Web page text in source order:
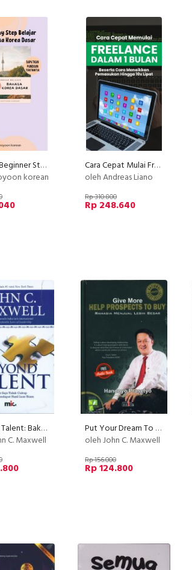
Korean Beginner Step by step Belajar Bahasa Korea Dasar
korean
Cara Cepat Mulai Freelance Dalam 1 Bulan
oleh Andreas Liano
Rp 310.800
Rp 248.640
Beyond Talent: Bakat Saja Tidak Cukup untuk Mendapat Hasil Luar Biasa
C. Maxwell
Put Your Dream To The Test
oleh John C. Maxwell
Rp 156.000
Rp 124.800